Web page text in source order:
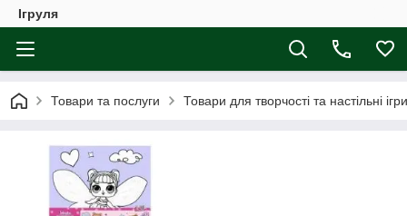
Ігруля
Товари та послуги Товари для творчості та настільні ігри